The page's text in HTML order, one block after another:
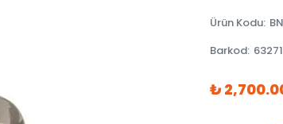
Ürün Kodu:
Barkod:
₺